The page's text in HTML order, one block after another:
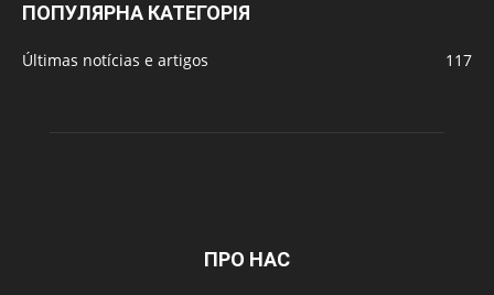
ПОПУЛЯРНА КАТЕГОРІЯ
Últimas notícias e artigos 117
ПРО НАС